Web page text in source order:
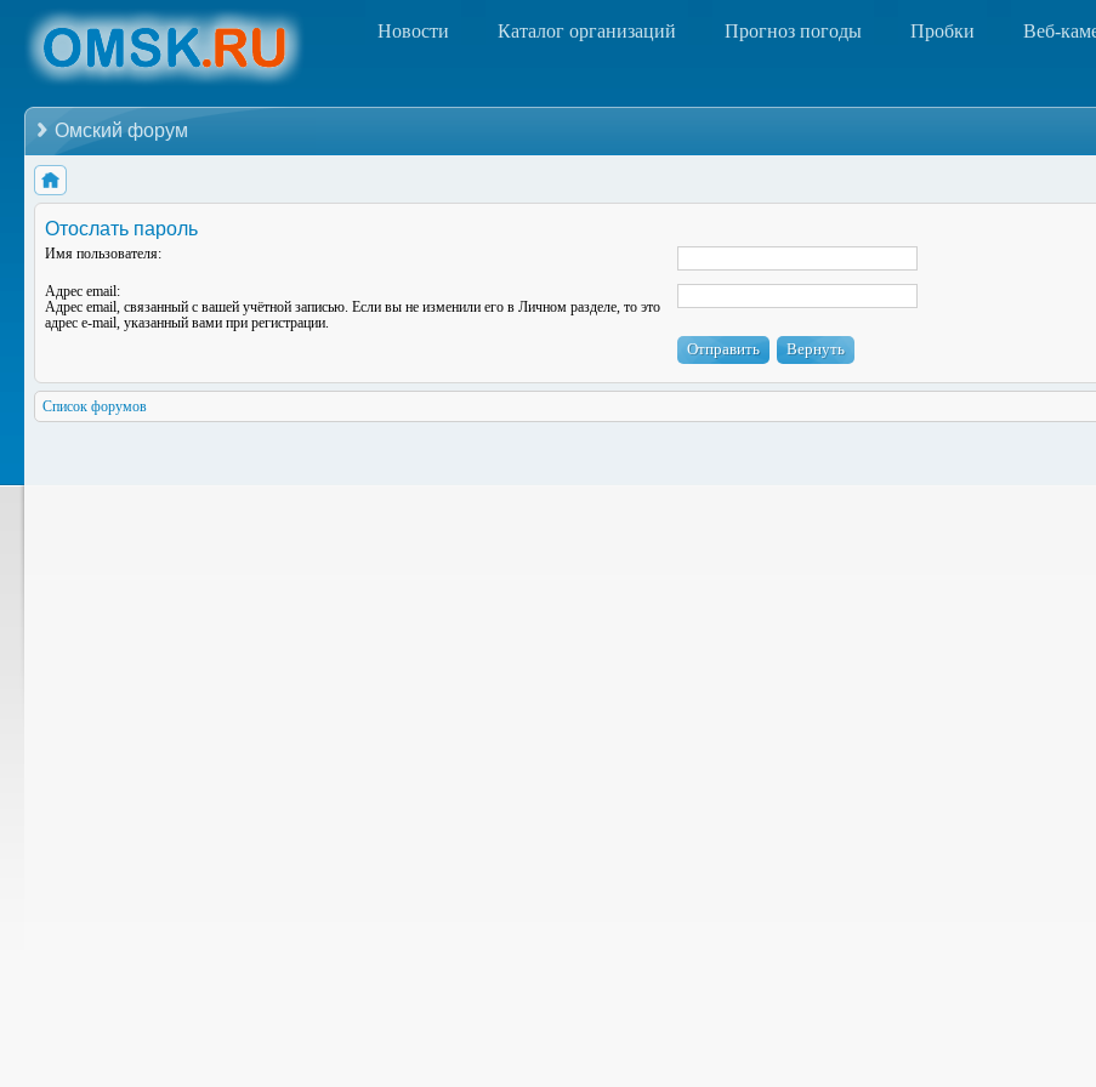
Новости Каталог организаций Прогноз погоды Пробки Веб-
Омский форум
Отослать пароль
Имя пользователя:
Адрес email:
Адрес email, связанный с вашей учётной записью. Если вы не изменили его в Личном разделе, то это
адрес e-mail, указанный вами при регистрации.
Список форумов